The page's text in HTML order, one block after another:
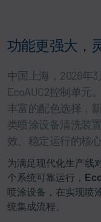
功能更强大，
中国上海，2026年
EcoAUC2控制单元
丰富的配色选择，
类喷涂设备清洗装
效、稳定运行的核心
为满足现代化生产线
个系统可靠运行，
喷涂设备，在实现喷
统集成流程。